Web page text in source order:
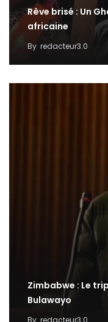
Rêve brisé : Un
africaine
By redacteur3.0
Zimbabwe : Le
Bulawayo
By redacteur3.0